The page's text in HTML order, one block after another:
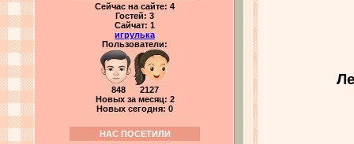
Сейчас на сайте: 4
Гостей: 3
Сайчат: 1
игрулька
Пользователи:
848 2127
Новых за месяц: 2
Новых сегодня: 0
НАС ПОСЕТИЛИ